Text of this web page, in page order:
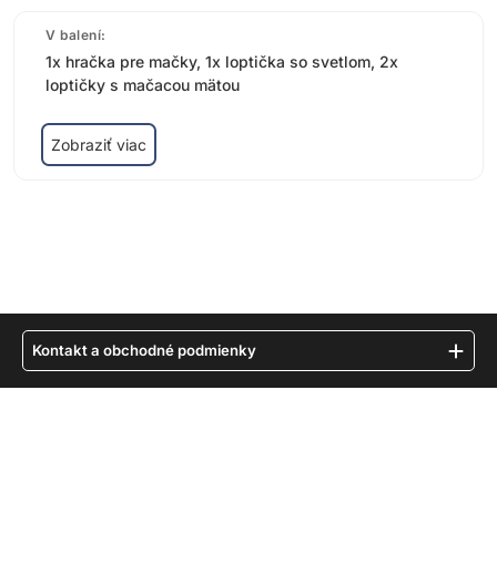
V balení:
1x hračka pre mačky, 1x loptička so svetlom, 2x
loptičky s mačacou mätou
Zobraziť viac
Kontakt a obchodné podmienky